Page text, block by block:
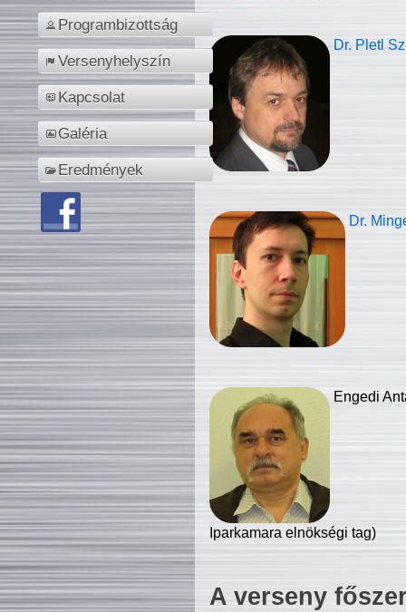
Programbizottság
Versenyhelyszín
Kapcsolat
Galéria
Eredmények
Dr. Pletl
Dr.
Engedi
Iparkamara elnökségi tag)
A verseny